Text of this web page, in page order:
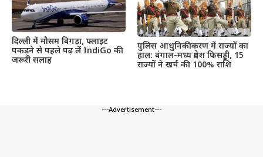
दिल्ली में मौसम बिगड़ा, फ्लाइट
पकड़ने से पहले पढ़ लें IndiGo की
जरूरी सलाह
पुलिस आधुनिकीकरण में राज्यों का
हाल: बंगाल-मध्य प्रदेश फिसड्डी, 15
राज्यों ने खर्च की 100% राशि
---Advertisement---